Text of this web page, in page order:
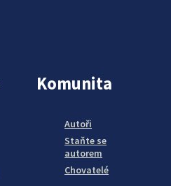
Komunita
Autoři
Staňte se
autorem
Chovatelé